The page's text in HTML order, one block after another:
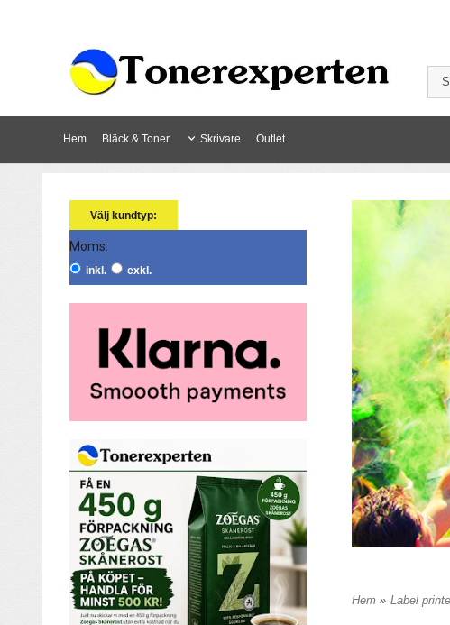
Hem Bläck & Toner Skrivare Outlet
Välj kundtyp:
Moms:
inkl. exkl.
Hem » Label